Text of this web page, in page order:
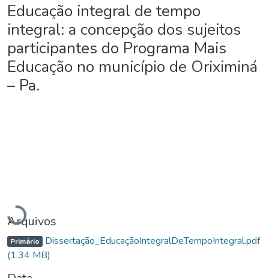
Educação integral de tempo
integral: a concepção dos sujeitos
participantes do Programa Mais
Educação no município de Oriximiná
– Pa.
Carregando...
Arquivos
Primário Dissertação_EducaçãoIntegralDeTempoIntegral.pdf
(1.34 MB)